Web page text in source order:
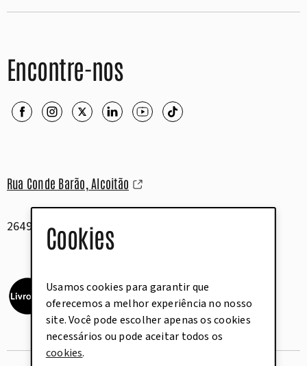
Cookies
Usamos cookies para garantir que
oferecemos a melhor experiência no nosso
site. Você pode escolher apenas os cookies
necessários ou pode aceitar todos os
cookies.
Encontre-nos
Rua Conde Barão, Alcoitão
2649-506 Alcabideche